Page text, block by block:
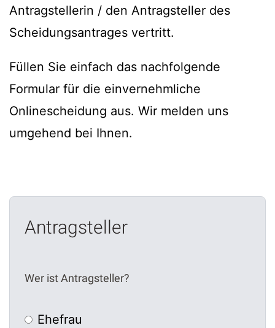
Antragstellerin / den Antragsteller des
Scheidungsantrages vertritt.
Füllen Sie einfach das nachfolgende
Formular für die einvernehmliche
Onlinescheidung aus. Wir melden uns
umgehend bei Ihnen.
Antragsteller
Wer ist Antragsteller?
Ehefrau